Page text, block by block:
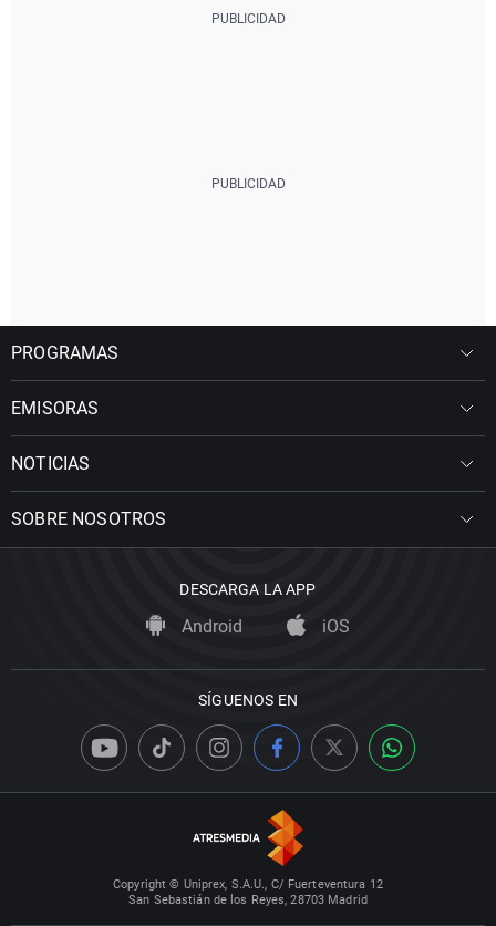
PROGRAMAS
EMISORAS
NOTICIAS
SOBRE NOSOTROS
DESCARGA LA APP
Android iOS
SÍGUENOS EN
Copyright © Uniprex, S.A.U., C/ Fuerteventura 12
San Sebastián de los Reyes, 28703 Madrid